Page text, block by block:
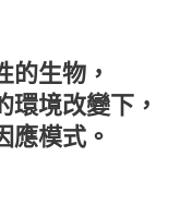
的生物，
境改變下，
應模式。